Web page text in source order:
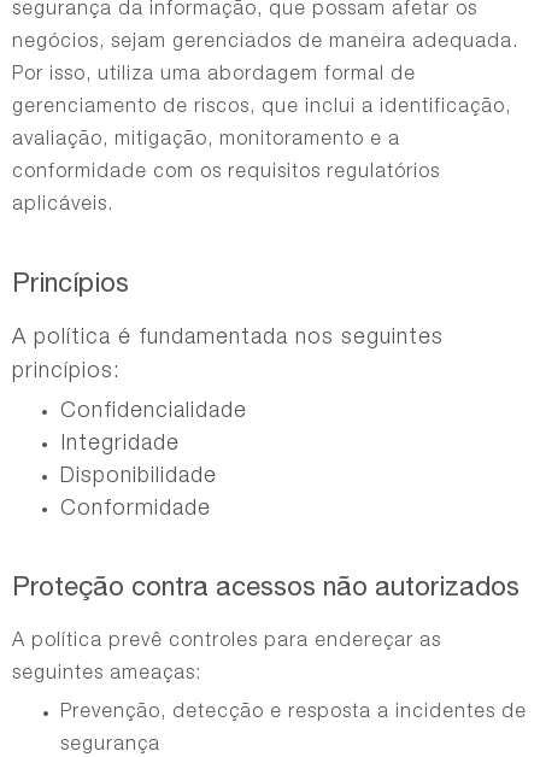
segurança da informação, que possam afetar os
negócios, sejam gerenciados de maneira adequada.
Por isso, utiliza uma abordagem formal de
gerenciamento de riscos, que inclui a identificação,
avaliação, mitigação, monitoramento e a
conformidade com os requisitos regulatórios
aplicáveis.
Princípios
A política é fundamentada nos seguintes
princípios:
Confidencialidade
Integridade
Disponibilidade
Conformidade
Proteção contra acessos não autorizados
A política prevê controles para endereçar as
seguintes ameaças:
Prevenção, detecção e resposta a incidentes de
segurança